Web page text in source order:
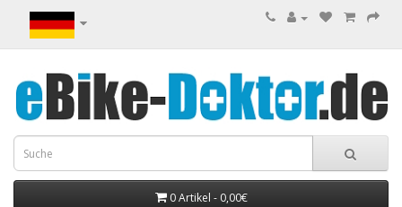
0 Artikel - 0,00€